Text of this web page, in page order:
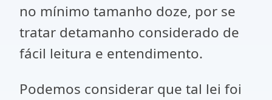
no mínimo tamanho doze, por se
tratar detamanho considerado de
fácil leitura e entendimento.
Podemos considerar que tal lei foi